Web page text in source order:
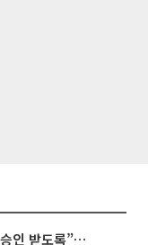
김정관 장관 “반도체 성과급, 주총 승인 받도록”…상법·자본시장법 개정 시사